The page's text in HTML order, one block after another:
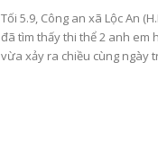
Tối 5.9, Công an xã Lộc An
đã tìm thấy thi thể 2 anh em
vừa xảy ra chiều cùng ngày